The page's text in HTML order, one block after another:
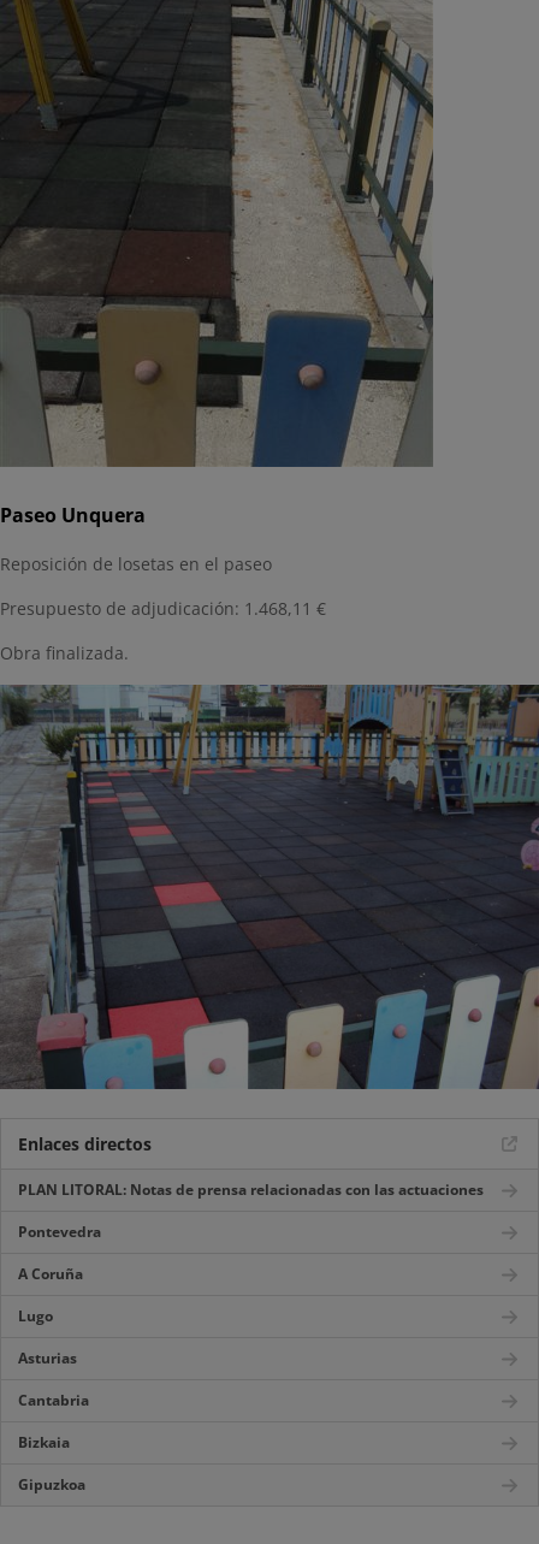
Paseo Unquera
Reposición de losetas en el paseo
Presupuesto de adjudicación: 1.468,11 €
Obra finalizada.
Enlaces directos
PLAN LITORAL: Notas de prensa relacionadas con las actuaciones
Pontevedra
A Coruña
Lugo
Asturias
Cantabria
Bizkaia
Gipuzkoa